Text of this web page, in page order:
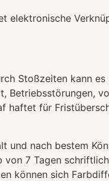
Stoßzeiten kann
Betriebsstörungen,
haftet für
nach bestem
7 Tagen
können sich